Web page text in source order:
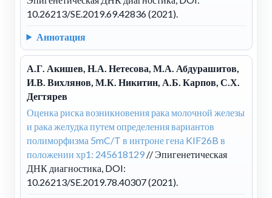
10.26213/SE.2019.69.42836 (2021).
Аннотация
А.Г. Акишев, Н.А. Нетесова, М.А. Абдурашитов,
И.В. Вихлянов, М.К. Никитин, А.Б. Карпов, С.Х.
Дегтярев
Оценка риска возникновения рака молочной железы
и рака желудка путем определения вариантов
полиморфизма 5mC/T в интроне гена KIF26B в
положении хр1: 245618129 // Эпигенетическая
ДНК диагностика, DOI:
10.26213/SE.2019.78.40307 (2021).